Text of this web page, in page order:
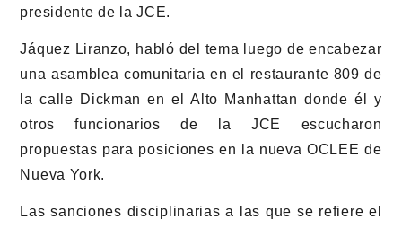
presidente de la JCE.
Jáquez Liranzo, habló del tema luego de encabezar
una asamblea comunitaria en el restaurante 809 de
la calle Dickman en el Alto Manhattan donde él y
otros funcionarios de la JCE escucharon
propuestas para posiciones en la nueva OCLEE de
Nueva York.
Las sanciones disciplinarias a las que se refiere el